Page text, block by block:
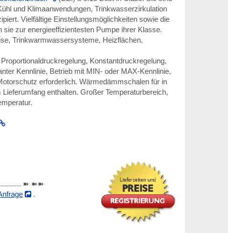
und Klimaanwendungen, Trinkwasserzirkulation
Vielfältige Einstellungsmöglichkeiten sowie die
zur energieeffizientesten Pumpe ihrer Klasse.
Trinkwarmwassersysteme, Heizflächen,
Konstantdruckregelung,
Kennlinie, Betrieb mit MIN- oder MAX-Kennlinie,
erforderlich. Wärmedämmschalen für in
enthalten. Großer Temperaturbereich,
➽ ➽➽
.